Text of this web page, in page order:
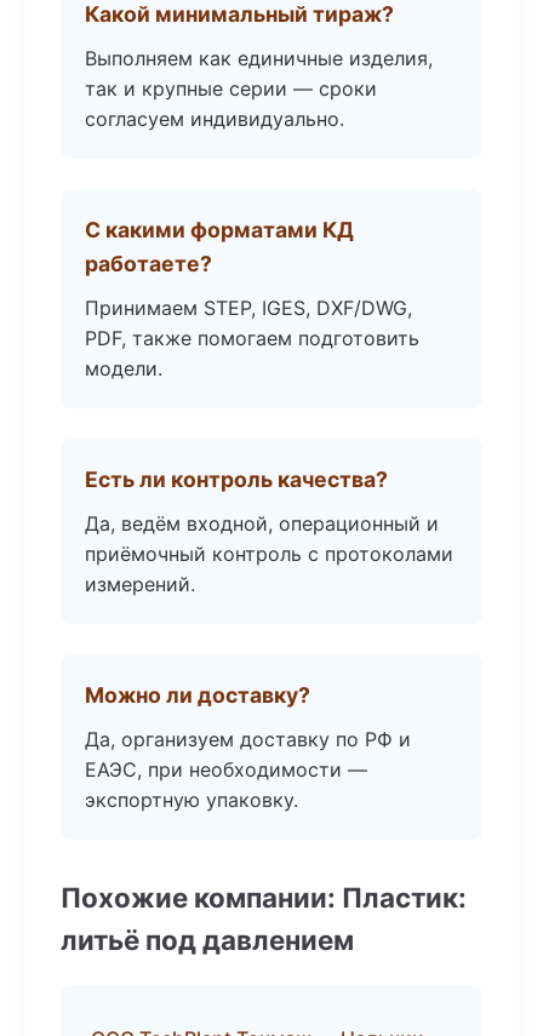
Какой минимальный тираж?
Выполняем как единичные изделия,
так и крупные серии — сроки
согласуем индивидуально.
С какими форматами КД
работаете?
Принимаем STEP, IGES, DXF/DWG,
PDF, также помогаем подготовить
модели.
Есть ли контроль качества?
Да, ведём входной, операционный и
приёмочный контроль с протоколами
измерений.
Можно ли доставку?
Да, организуем доставку по РФ и
ЕАЭС, при необходимости —
экспортную упаковку.
Похожие компании: Пластик:
литьё под давлением